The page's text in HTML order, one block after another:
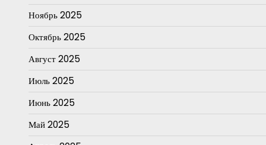
Ноябрь 2025
Октябрь 2025
Август 2025
Июль 2025
Июнь 2025
Май 2025